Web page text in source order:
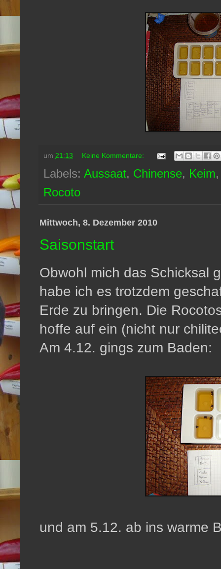
um 21:13 Keine Kommentare:
Labels: Aussaat, Chinense, Keim
Rocoto
Mittwoch, 8. Dezember 2010
Saisonstart
Obwohl mich das Schicksal
habe ich es trotzdem
Erde zu bringen. Die
hoffe auf ein (nicht nur
Am 4.12. gings zum Baden:
und am 5.12. ab ins warme